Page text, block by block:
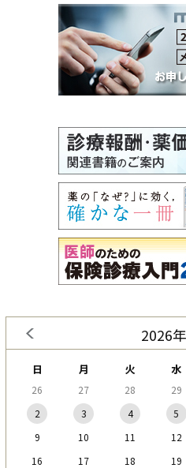
2026
日 月 火 水
26 27 28 29
2
3 4 5
9
10 11 12
16
17 18 19